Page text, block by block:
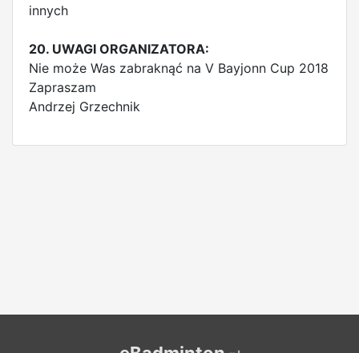
innych
20. UWAGI ORGANIZATORA:
Nie może Was zabraknąć na V Bayjonn Cup 2018
Zapraszam
Andrzej Grzechnik